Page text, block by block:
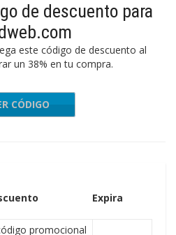
de descuento para
este código de descuento al
un 38% en tu compra.
DEDI38
CÓDIGO
Expira
promocional